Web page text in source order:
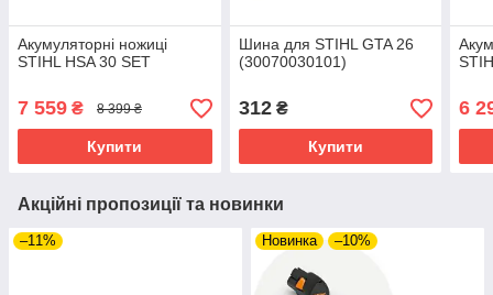
Акумуляторні ножиці
STIHL HSA 30 SET
7 559 ₴ 8 399 ₴
Купити
Шина для STIHL GTA 26
(30070030101)
312₴
Купити
6
Акційні пропозиції та новинки
–11% Новинка –10%